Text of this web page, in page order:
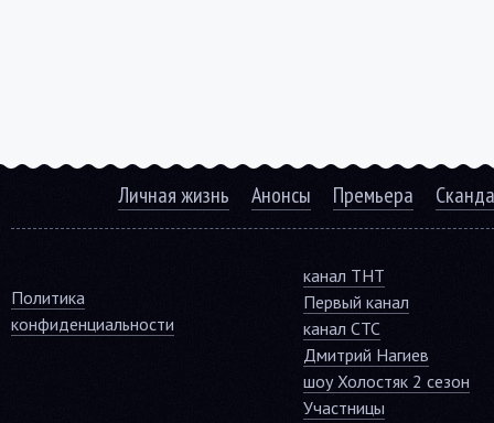
Личная жизнь Анонсы Премьера
Политика
конфиденциальности
канал ТНТ
Первый канал
канал СТС
Дмитрий Нагиев
шоу Холостяк 2 сезон
Участницы